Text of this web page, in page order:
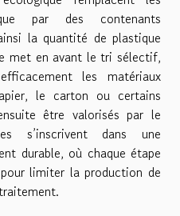
par des contenants
la quantité de plastique
met en avant le tri sélectif,
les matériaux
le carton ou certains
être valorisés par le
s’inscrivent dans une
durable, où chaque étape
limiter la production de